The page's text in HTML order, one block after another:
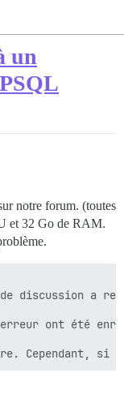
un
notre forum. (toutes
et 32 Go de RAM.
a
ont été